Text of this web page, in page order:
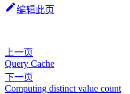
编辑此页
上一页
Query Cache
下一页
Computing distinct value count